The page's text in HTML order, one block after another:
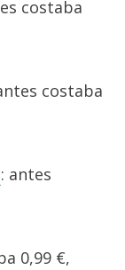
costaba
costaba
: antes
0,99 €,